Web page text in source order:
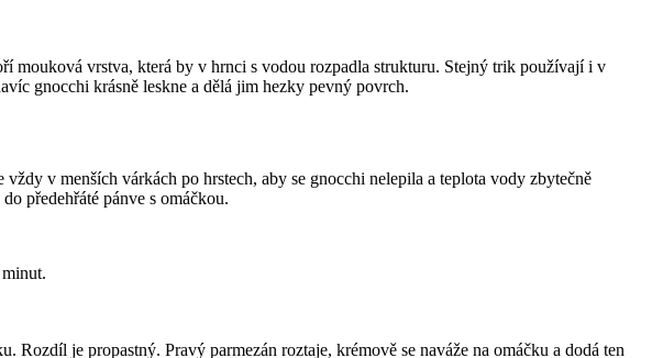
mouková vrstva, která by v hrnci s vodou rozpadla strukturu. Stejný trik používají i v
gnocchi krásně leskne a dělá jim hezky pevný povrch.
v menších várkách po hrstech, aby se gnocchi nelepila a teplota vody zbytečně
předehřáté pánve s omáčkou.
Rozdíl je propastný. Pravý parmezán roztaje, krémově se naváže na omáčku a dodá ten